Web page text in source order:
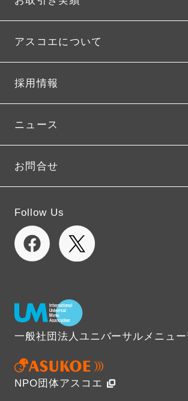
アスコエについて
採用情報
ニュース
お問合せ
Follow Us
一般社団法人ユニバーサルメニュ
NPO団体アスコエ